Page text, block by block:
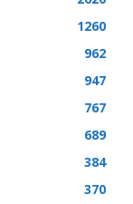
1260
962
947
767
689
384
370